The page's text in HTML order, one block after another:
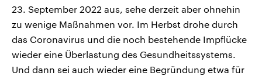
23. September 2022 aus, sehe derzeit aber ohnehin
zu wenige Maßnahmen vor. Im Herbst drohe durch
das Coronavirus und die noch bestehende Impflücke
wieder eine Überlastung des Gesundheitssystems.
Und dann sei auch wieder eine Begründung etwa für